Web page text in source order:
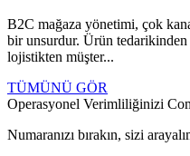
B2C mağaza yönetimi, çok
bir unsurdur. Ürün
lojistikten müşter...
TÜMÜNÜ GÖR
Operasyonel Verimliliğinizi
Numaranızı bırakın, sizi